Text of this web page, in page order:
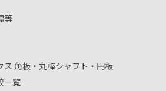
等
ス 角板・丸棒シャフト・円板
一覧